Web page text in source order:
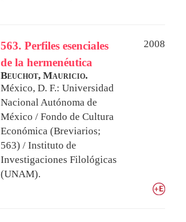
563. Perfiles esenciales
de la hermenéutica
2008
Beuchot, Mauricio.
México, D. F.: Universidad
Nacional Autónoma de
México / Fondo de Cultura
Económica (Breviarios;
563) / Instituto de
Investigaciones Filológicas
(UNAM).